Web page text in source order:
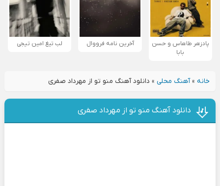
پادزهر طاهاس و حسن
بابا
آخرین نامه فرووال لب تیغ امین تیجی
خانه»آهنگ محلی» دانلود آهنگ منو تو از مهرداد صفری
دانلود آهنگ منو تو از مهرداد صفری